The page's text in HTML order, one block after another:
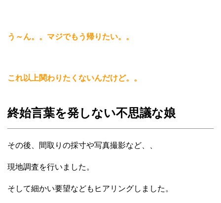
う～ん。。マジでもう帰りたい。。
これ以上関わりたくないんだけど。。
終始言葉を発しない不思議な娘
その後、間取りの採寸や写真撮影など、、
現地調査を行いました。
そして細かい要望などもヒアリングしました。